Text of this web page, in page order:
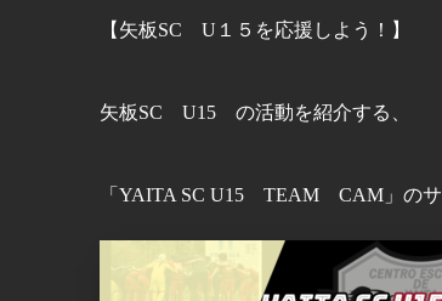
【矢板SC U１５を応援しよう！】
矢板SC U15 の活動を紹介する、
「YAITA SC U15 TEAM CAM」のサ